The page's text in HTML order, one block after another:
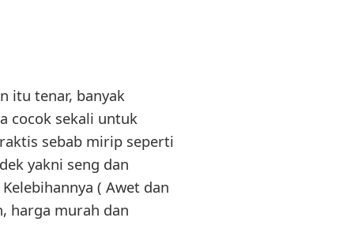
itu tenar, banyak
cocok sekali untuk
sebab mirip seperti
yakni seng dan
( Awet dan
harga murah dan